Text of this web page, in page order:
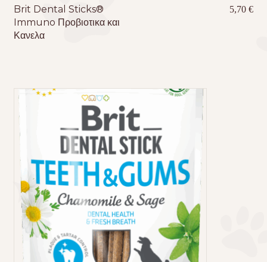
Brit Dental Sticks®
Immuno Προβιοτικα και
Κανελα
5,70€